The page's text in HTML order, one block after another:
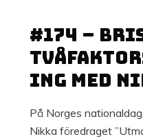
#174 –
ing med
På Norges
Nikka föredraget